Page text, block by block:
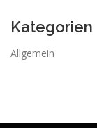
Kategorien
Allgemein